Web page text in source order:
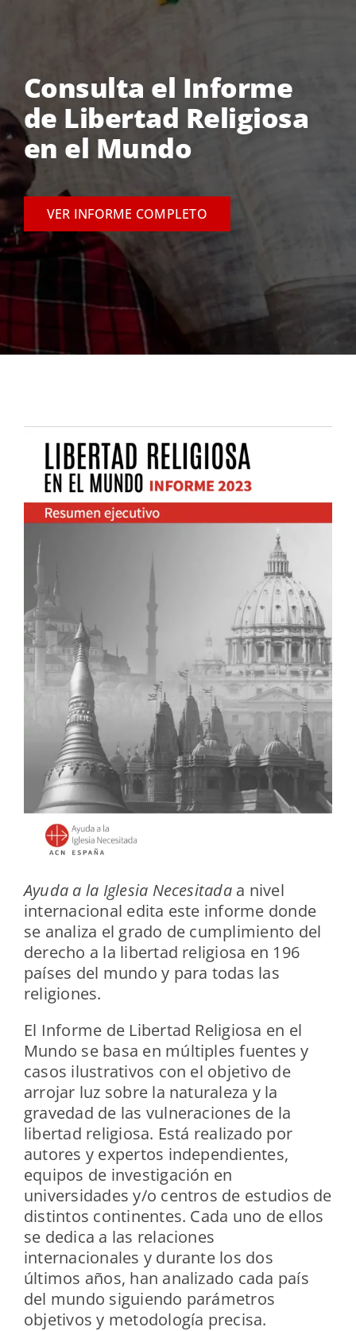
Consulta el Informe
de Libertad Religiosa
en el Mundo
VER INFORME COMPLETO
Ayuda a la Iglesia Necesitadaa nivel
internacional edita este informe donde
se analiza el grado de cumplimiento del
derecho a la libertad religiosa en 196
países del mundo y para todas las
religiones.
El Informe de Libertad Religiosa en el
Mundo se basa en múltiples fuentes y
casos ilustrativos con el objetivo de
arrojar luz sobre la naturaleza y la
gravedad de las vulneraciones de la
libertad religiosa. Está realizado por
autores y expertos independientes,
equipos de investigación en
universidades y/o centros de estudios de
distintos continentes. Cada uno de ellos
se dedica a las relaciones
internacionales y durante los dos
últimos años, han analizado cada país
del mundo siguiendo parámetros
objetivos y metodología precisa.